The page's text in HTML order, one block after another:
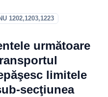
1202,1203,1223
următoare
limitele
secţiunea